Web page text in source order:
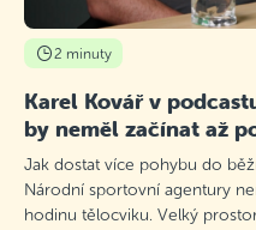
2 minuty
Karel Kovář v
by neměl začínat až
Jak dostat více pohybu do
Národní sportovní agentury
hodinu tělocviku. Velký